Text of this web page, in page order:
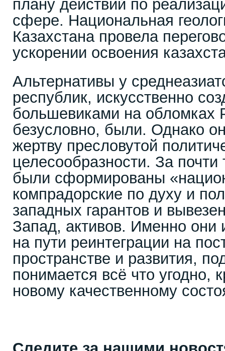
плану действий по
сфере. Национальная
Казахстана провела
ускорении освоения
Альтернативы у
республик, искусственно
большевиками на обломках
безусловно, были. Однако
жертву пресловутой
целесообразности. За
были сформированы
компрадорские по духу и
западных гарантов и
Запад, активов. Именно они
на пути реинтеграции на
пространстве и развития,
понимается всё что угодно,
новому качественному